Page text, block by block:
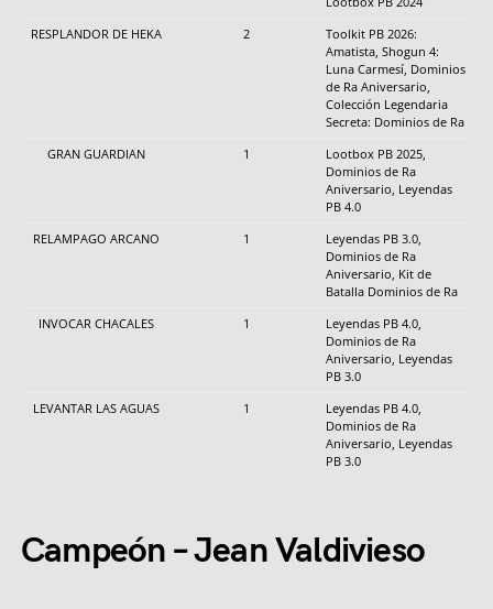
RESPLANDOR DE HEKA
2
Toolkit PB 2026:
Amatista, Shogun 4:
Luna Carmesí, Dominios
de Ra Aniversario,
Colección Legendaria
Secreta: Dominios de Ra
GRAN GUARDIAN
1
Lootbox PB 2025,
Dominios de Ra
Aniversario, Leyendas
PB 4.0
RELAMPAGO ARCANO
1
Leyendas PB 3.0,
Dominios de Ra
Aniversario, Kit de
Batalla Dominios de Ra
INVOCAR CHACALES
1
Leyendas PB 4.0,
Dominios de Ra
Aniversario, Leyendas
PB 3.0
LEVANTAR LAS AGUAS
1
Leyendas PB 4.0,
Dominios de Ra
Aniversario, Leyendas
PB 3.0
Campeón – Jean Valdivieso